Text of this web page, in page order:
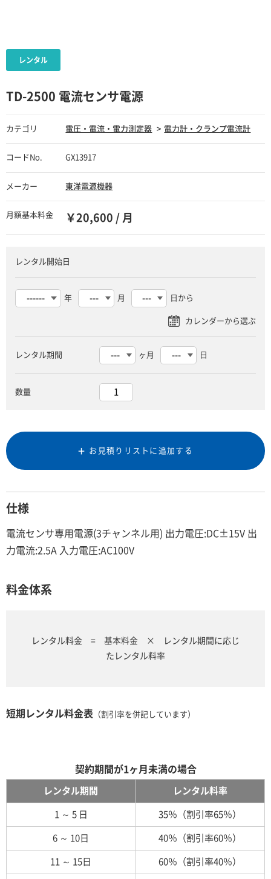
TD-2500 電流センサ電源
カテゴリ 電圧・電流・電力測定器 電力計・クランプ電流計
コードNo. GX13917
メーカー 東洋電源機器
月額基本料金 ￥20,600 / 月
レンタル開始日
年 月 日から
レンタル期間 ヶ月 日
数量
お見積りリストに追加する
仕様
電流センサ専用電源(3チャンネル用) 出力電圧:DC±15V 出
力電流:2.5A 入力電圧:AC100V
料金体系
レンタル料金 = 基本料金 × レンタル期間に応じ
たレンタル料率
短期レンタル料金表 （割引率を併記しています）
契約期間が1ヶ月未満の場合
レンタル期間 レンタル料率
1 ～ 5 日 35％（割引率65％）
6 ～ 10日 40％（割引率60％）
11 ～ 15日 60％（割引率40％）